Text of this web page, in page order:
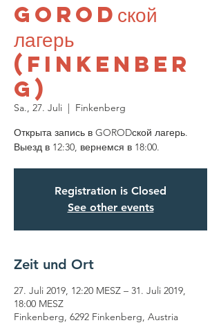
GORODской
лагерь
(Finkenber
g)
Sa., 27. Juli
  |
Finkenberg
Открыта запись в GORODской лагерь.
Registration is Closed
See other events
Zeit und Ort
27. Juli 2019, 12:20 MESZ – 31. Juli 2019,
18:00 MESZ
Finkenberg, 6292 Finkenberg, Austria